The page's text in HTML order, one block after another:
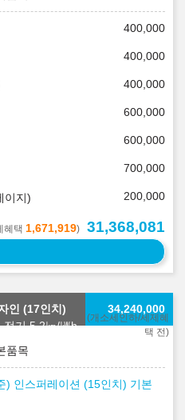
400,000
400,000
400,000
600,000
600,000
700,000
이지) 200,000
혜택 1,671,919) 31,368,081
인 (17인치)
전기 5.2㎞/㎾h
(개소세인하/세제혜
택 전)
34,240,000
) 인스퍼레이션 (15인치) 기본